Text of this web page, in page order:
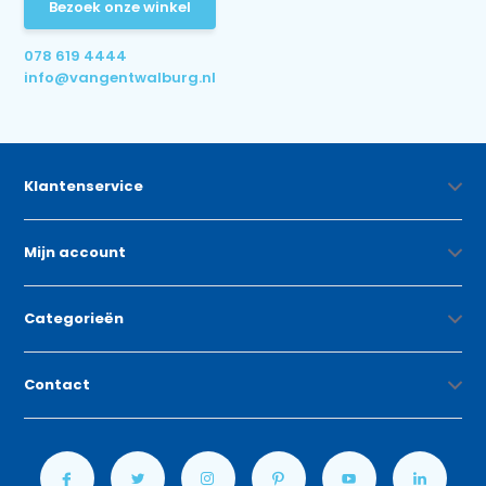
Bezoek onze winkel
078 619 4444
info@vangentwalburg.nl
Klantenservice
Mijn account
Categorieën
Contact